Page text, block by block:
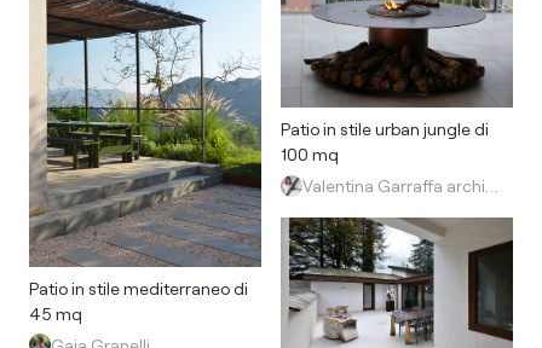
Patio in stile mediterraneo di
45 mq
Patio in stile urban jungle di
100 mq